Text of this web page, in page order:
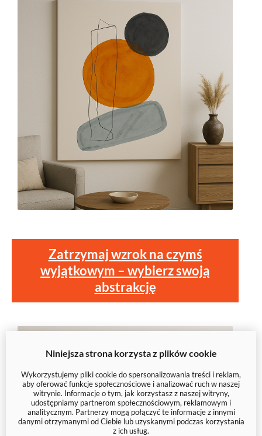
Zatrzymaj wzrok na czymś
wyjątkowym – wybierz swoją
abstrakcję
Niniejsza strona korzysta z plików cookie
Wykorzystujemy pliki cookie do spersonalizowania treści i reklam,
aby oferować funkcje społecznościowe i analizować ruch w naszej
witrynie. Informacje o tym, jak korzystasz z naszej witryny,
udostępniamy partnerom społecznościowym, reklamowym i
analitycznym. Partnerzy mogą połączyć te informacje z innymi
danymi otrzymanymi od Ciebie lub uzyskanymi podczas korzystania
z ich usług.